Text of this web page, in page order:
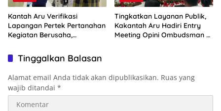
Kantah Aru Verifikasi
Lapangan Pertek Pertanahan
Kegiatan Berusaha,
Tingkatkan Layanan Publik,
Kakantah Aru Hadiri Entry
Meeting Opini Ombudsman RI
Tinggalkan Balasan
Alamat email Anda tidak akan dipublikasikan. Ruas yang
wajib ditandai *